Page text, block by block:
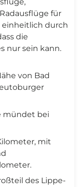
für
einheitlich durch
die
nur sein kann.
von Bad
mündet bei
mit
des Lippe-